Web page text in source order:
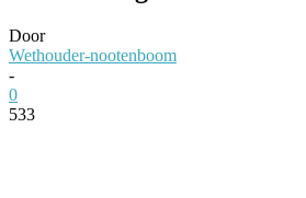
Door
Wethouder-nootenboom
-
0
533